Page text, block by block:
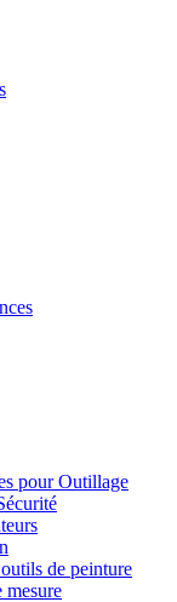
pour Outillage
de peinture
mesure